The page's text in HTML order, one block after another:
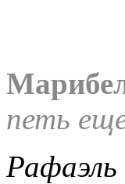
петь
Рафаэль